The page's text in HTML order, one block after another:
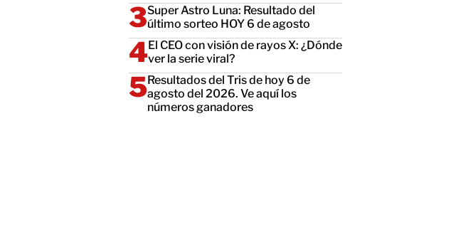
Super Astro Luna: Resultado del
último sorteo HOY 6 de agosto
El CEO con visión de rayos X: ¿Dónde
ver la serie viral?
Resultados del Tris de hoy 6 de
agosto del 2026. Ve aquí los
números ganadores